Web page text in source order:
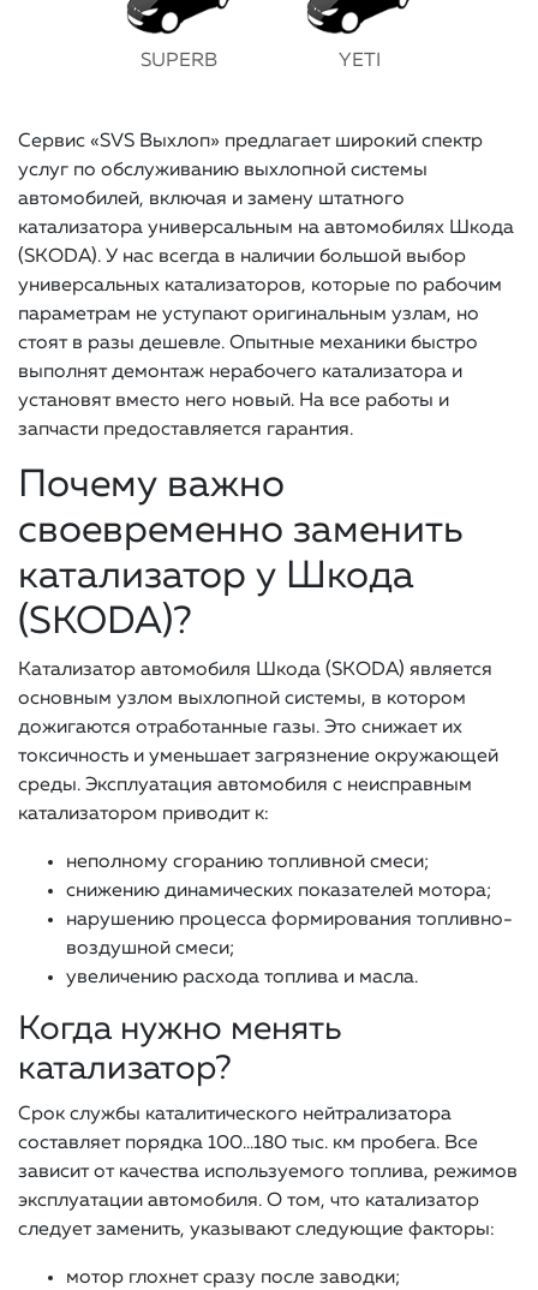
SUPERB YETI
Сервис «SVS Выхлоп» предлагает широкий спектр
услуг по обслуживанию выхлопной системы
автомобилей, включая и замену штатного
катализатора универсальным на автомобилях Шкода
(SKODA). У нас всегда в наличии большой выбор
универсальных катализаторов, которые по рабочим
параметрам не уступают оригинальным узлам, но
стоят в разы дешевле. Опытные механики быстро
выполнят демонтаж нерабочего катализатора и
установят вместо него новый. На все работы и
запчасти предоставляется гарантия.
Почему важно
своевременно заменить
катализатор у Шкода
(SKODA)?
Катализатор автомобиля Шкода (SKODA) является
основным узлом выхлопной системы, в котором
дожигаются отработанные газы. Это снижает их
токсичность и уменьшает загрязнение окружающей
среды. Эксплуатация автомобиля с неисправным
катализатором приводит к:
неполному сгоранию топливной смеси;
снижению динамических показателей мотора;
нарушению процесса формирования топливно-
воздушной смеси;
увеличению расхода топлива и масла.
Когда нужно менять
катализатор?
Срок службы каталитического нейтрализатора
составляет порядка 100…180 тыс. км пробега. Все
зависит от качества используемого топлива, режимов
эксплуатации автомобиля. О том, что катализатор
следует заменить, указывают следующие факторы:
мотор глохнет сразу после заводки;